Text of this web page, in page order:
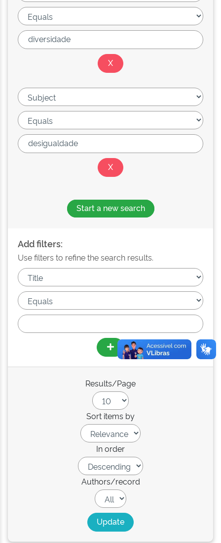
Start a new search
Add filters:
Use filters to refine the search results.
Results/Page
Sort items by
In order
Authors/record